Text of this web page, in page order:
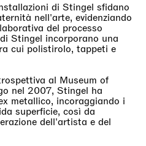
di Stingel sfidano
nell'arte, evidenziando
del processo
Stingel incorporano una
cui polistirolo, tappeti e
al Museum of
nel 2007, Stingel ha
metallico, incoraggiando i
superficie, così da
dell'artista e del